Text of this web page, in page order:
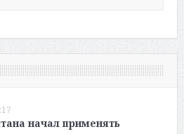
начал применять